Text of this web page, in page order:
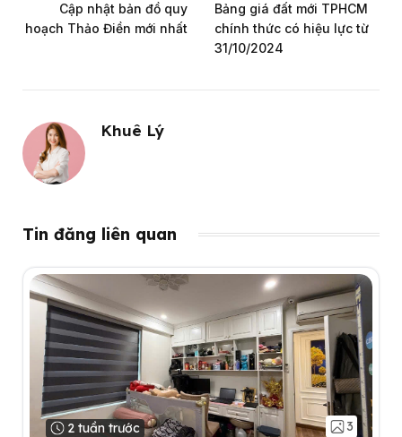
Cập nhật bản đồ quy
hoạch Thảo Điền mới nhất
Bảng giá đất mới TPHCM
chính thức có hiệu lực từ
31/10/2024
Khuê Lý
Tin đăng liên quan
2 tuần trước 3